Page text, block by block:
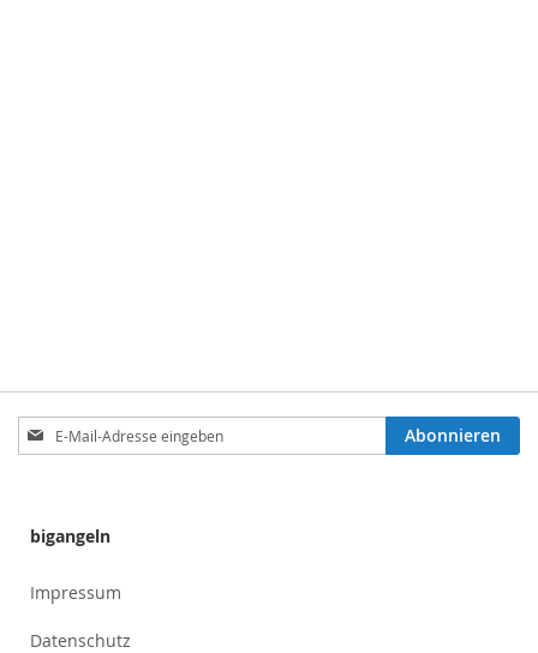
Anmeldung
zum
Abonnieren
bigangeln
Impressum
Datenschutz